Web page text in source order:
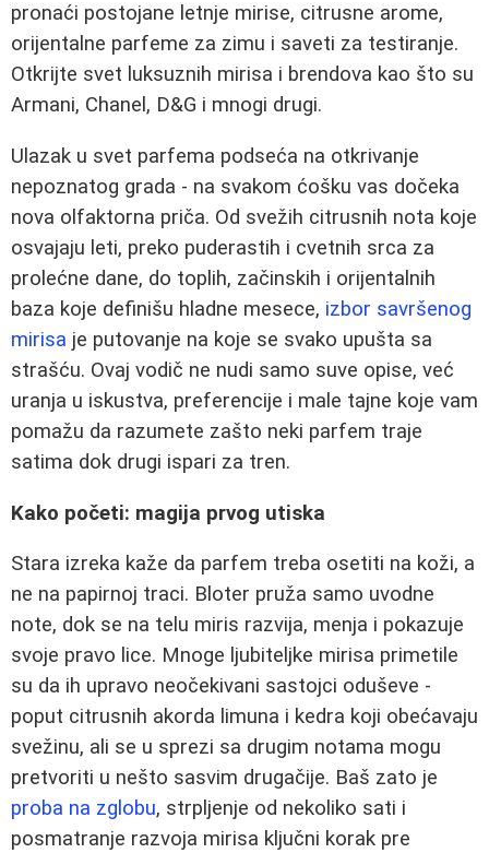
pronaći postojane letnje mirise, citrusne arome,
orijentalne parfeme za zimu i saveti za testiranje.
Otkrijte svet luksuznih mirisa i brendova kao što su
Armani, Chanel, D&G i mnogi drugi.
Ulazak u svet parfema podseća na otkrivanje
nepoznatog grada - na svakom ćošku vas dočeka
nova olfaktorna priča. Od svežih citrusnih nota koje
osvajaju leti, preko puderastih i cvetnih srca za
prolećne dane, do toplih, začinskih i orijentalnih
baza koje definišu hladne mesece, izbor savršenog
mirisa je putovanje na koje se svako upušta sa
strašću. Ovaj vodič ne nudi samo suve opise, već
uranja u iskustva, preferencije i male tajne koje vam
pomažu da razumete zašto neki parfem traje
satima dok drugi ispari za tren.
Kako početi: magija prvog utiska
Stara izreka kaže da parfem treba osetiti na koži, a
ne na papirnoj traci. Bloter pruža samo uvodne
note, dok se na telu miris razvija, menja i pokazuje
svoje pravo lice. Mnoge ljubiteljke mirisa primetile
su da ih upravo neočekivani sastojci oduševe -
poput citrusnih akorda limuna i kedra koji obećavaju
svežinu, ali se u sprezi sa drugim notama mogu
pretvoriti u nešto sasvim drugačije. Baš zato je
proba na zglobu, strpljenje od nekoliko sati i
posmatranje razvoja mirisa ključni korak pre